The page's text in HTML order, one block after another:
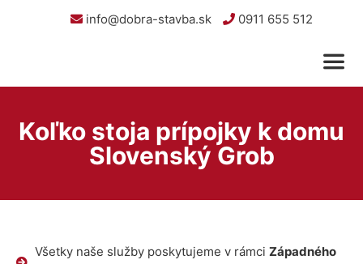
info@dobra-stavba.sk 0911 655 512
Koľko stoja prípojky k domu
Slovenský Grob
Všetky naše služby poskytujeme v rámci Západného